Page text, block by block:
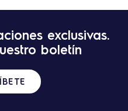
exclusivas.
boletín